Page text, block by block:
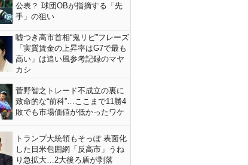
公表？ 球団OBが指摘する「先
手」の狙い
嘘つき高市首相“鬼リピ”フレーズ
「実質賃金の上昇率はG7で最も
高い」は追い風参考記録のマヤ
カシ
菅野智之トレード不成立の裏に
致命的な“前科”…ここまで11勝4
敗でも市場価値が低かったワケ
トランプ大統領もそっぽ 表面化
した日米包囲網「反高市」うね
り急拡大…2大後ろ盾が剥落